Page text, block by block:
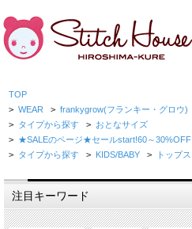
TOP
> WEAR > frankygrow(フランキー・グロウ)
> タイプから探す > おとなサイズ
> ★SALEのページ★セールstart!60～30%OFF!
> タイプから探す > KIDS/BABY > トップス
注目キーワード